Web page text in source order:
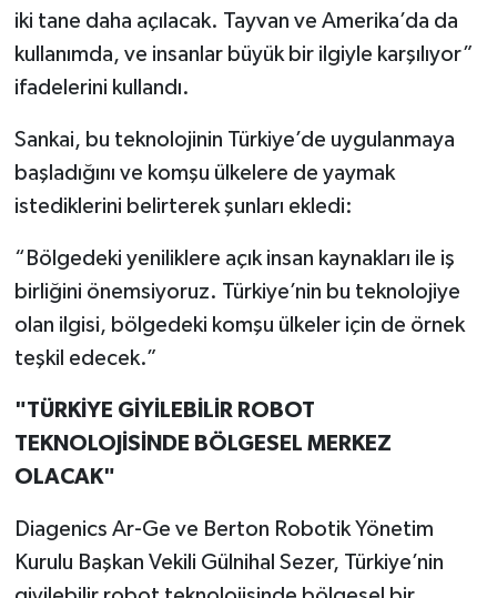
iki tane daha açılacak. Tayvan ve Amerika’da da
kullanımda, ve insanlar büyük bir ilgiyle karşılıyor”
ifadelerini kullandı.
Sankai, bu teknolojinin Türkiye’de uygulanmaya
başladığını ve komşu ülkelere de yaymak
istediklerini belirterek şunları ekledi:
“Bölgedeki yeniliklere açık insan kaynakları ile iş
birliğini önemsiyoruz. Türkiye’nin bu teknolojiye
olan ilgisi, bölgedeki komşu ülkeler için de örnek
teşkil edecek.”
"TÜRKİYE GİYİLEBİLİR ROBOT
TEKNOLOJİSİNDE BÖLGESEL MERKEZ
OLACAK"
Diagenics Ar-Ge ve Berton Robotik Yönetim
Kurulu Başkan Vekili Gülnihal Sezer, Türkiye’nin